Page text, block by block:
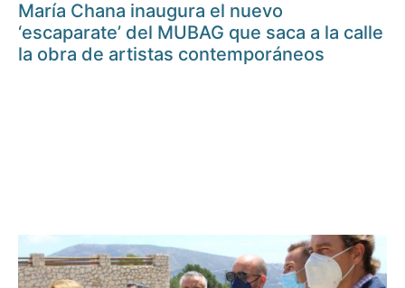
María Chana inaugura el nuevo
‘escaparate’ del MUBAG que saca a la calle
la obra de artistas contemporáneos